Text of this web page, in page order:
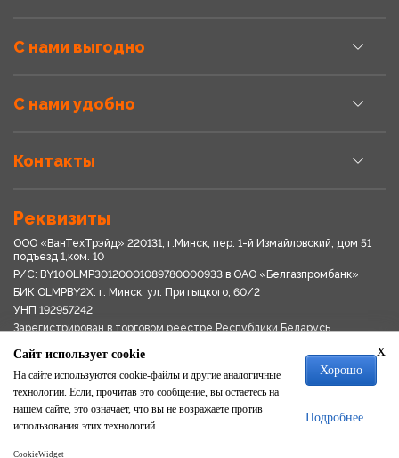
С нами выгодно
С нами удобно
Контакты
Реквизиты
ООО «ВанТехТрэйд» 220131, г.Минск, пер. 1-й Измайловский, дом 51
подъезд 1,ком. 10
Р/С: BY10OLMP30120001089780000933 в OАО «Белгазпромбанк»
БИК OLMPBY2X. г. Минск, ул. Притыцкого, 60/2
УНП 192957242
Зарегистрирован в торговом реестре Республики Беларусь
Свидетельство о регистрации № 192957242выдано 18.08.2017
Мингориспоплком
Политика обработки персональных данных
Положение о системе видеонаблюдения
Политика в отношении обработки файлов cookie
x
Сайт использует cookie
На сайте используются cookie-файлы и другие аналогичные
технологии. Если, прочитав это сообщение, вы остаетесь на
нашем сайте, это означает, что вы не возражаете против
использования этих технологий.
Хорошо
Подробнее
CookieWidget